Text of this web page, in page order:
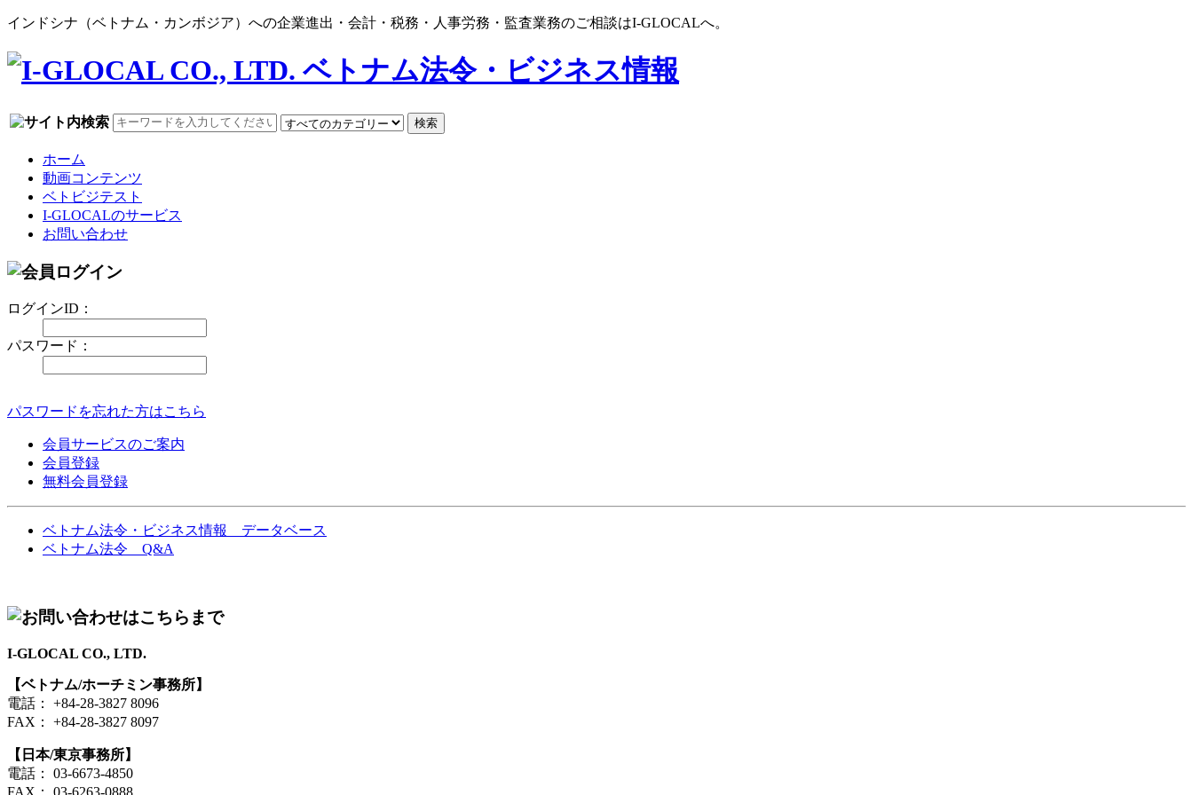
インドシナ（ベトナム・カンボジア）への企業進出・会計・税務・人事労務・監査業務のご相談はI-GLOCALへ。
ホーム
動画コンテンツ
ベトビジテスト
I-GLOCALのサービス
お問い合わせ
ログインID：
パスワード：
パスワードを忘れた方はこちら
会員サービスのご案内
会員登録
無料会員登録
ベトナム法令・ビジネス情報 データベース
ベトナム法令 Q&A
I-GLOCAL CO., LTD.
【ベトナム/ホーチミン事務所】
電話： +84-28-3827 8096
FAX： +84-28-3827 8097
【日本/東京事務所】
電話： 03-6673-4850
FAX： 03-6263-0888